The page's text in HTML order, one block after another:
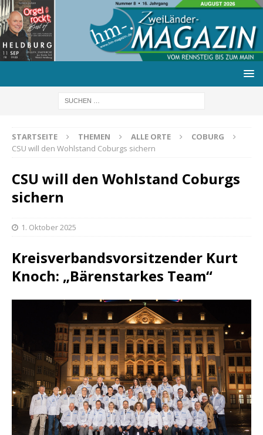
STARTSEITE THEMEN ALLE ORTE
COBURG
CSU will den Wohlstand Coburgs sichern
CSU will den Wohlstand Coburgs
sichern
1. Oktober 2025
Kreisverbandsvorsitzender Kurt
Knoch: „Bärenstarkes Team“